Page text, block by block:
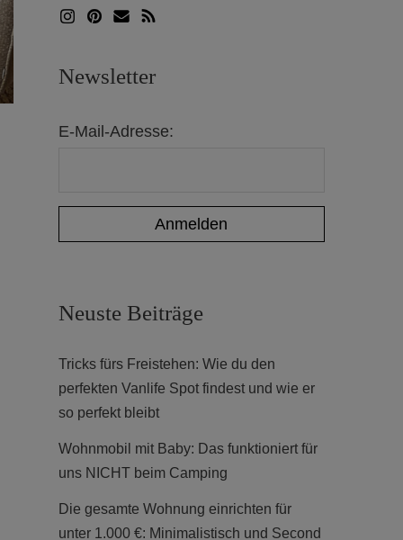
Newsletter
E-Mail-Adresse:
Neuste Beiträge
Tricks fürs Freistehen: Wie du den
perfekten Vanlife Spot findest und wie er
so perfekt bleibt
Wohnmobil mit Baby: Das funktioniert für
uns NICHT beim Camping
Die gesamte Wohnung einrichten für
unter 1.000 €: Minimalistisch und Second